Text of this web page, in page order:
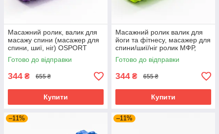
Масажний ролик, валик для
масажу спини (масажер для
спини, шиї, ніг) OSPORT
33*13см (MS 0857-4)
Фіолетовий
Готово до відправки
344 ₴ 655 ₴
Купити
Масажний ролик валик для
йоги та фітнесу, масажер для
спини/шиї/ніг ролик МФР,
масажний рол OSPORT
33х13 см (MS 0857-4)
Готово до відправки
344 ₴ 655 ₴
Купити
–11% –11%